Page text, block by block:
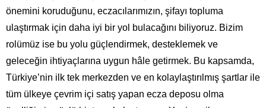
önemini koruduğunu, eczacılarımızın, şifayı topluma
ulaştırmak için daha iyi bir yol bulacağını biliyoruz. Bizim
rolümüz ise bu yolu güçlendirmek, desteklemek ve
geleceğin ihtiyaçlarına uygun hâle getirmek. Bu kapsamda,
Türkiye’nin ilk tek merkezden ve en kolaylaştırılmış şartlar ile
tüm ülkeye çevrim içi satış yapan ecza deposu olma